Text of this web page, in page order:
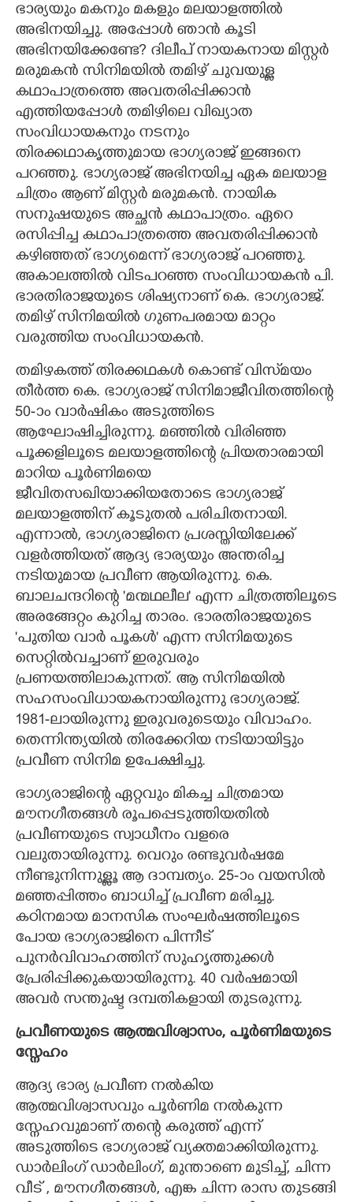
ഭാര്യയും മകനും മകളും മലയാളത്തിൽ
അഭിനയിച്ചു. അപ്പോൾ ഞാൻ കൂടി
അഭിനയിക്കേണ്ടേ? ദിലീപ് നായകനായ മിസ്റ്റർ
മരുമകൻ സിനിമയിൽ തമിഴ് ചുവയുള്ള
കഥാപാത്രത്തെ അവതരിപ്പിക്കാൻ
എത്തിയപ്പോൾ തമിഴിലെ വിഖ്യാത
സംവിധായകനും നടനും
തിരക്കഥാകൃത്തുമായ ഭാഗ്യരാജ് ഇങ്ങനെ
പറഞ്ഞു. ഭാഗ്യരാജ് അഭിനയിച്ച ഏക മലയാള
ചിത്രം ആണ് മിസ്റ്റർ മരുമകൻ. നായിക
സനുഷയുടെ അച്ഛൻ കഥാപാത്രം. ഏറെ
രസിപ്പിച്ച കഥാപാത്രത്തെ അവതരിപ്പിക്കാൻ
കഴിഞ്ഞത് ഭാഗ്യമെന്ന് ഭാഗ്യരാജ് പറഞ്ഞു.
അകാലത്തിൽ വിടപറഞ്ഞ സംവിധായകൻ പി.
ഭാരതിരാജയുടെ ശിഷ്യനാണ് കെ. ഭാഗ്യരാജ്.
തമിഴ് സിനിമയിൽ ഗുണപരമായ മാറ്റം
വരുത്തിയ സംവിധായകൻ.
തമിഴകത്ത് തിരക്കഥകൾ കൊണ്ട് വിസ്‌മയം
തീർത്ത കെ. ഭാഗ്യരാജ് സിനിമാജീവിതത്തിന്റെ
50-ാം വാർഷികം അടുത്തിടെ
ആഘോഷിച്ചിരുന്നു. മഞ്ഞിൽ വിരിഞ്ഞ
പൂക്കളിലൂടെ മലയാളത്തിന്റെ പ്രിയതാരമായി
മാറിയ പൂർണിമയെ
ജീവിതസഖിയാക്കിയതോടെ ഭാഗ്യരാജ്
മലയാളത്തിന് കൂടുതൽ പരിചിതനായി.
എന്നാൽ, ഭാഗ്യരാജിനെ പ്രശസ്തിയിലേക്ക്
വളർത്തിയത് ആദ്യ ഭാര്യയും അന്തരിച്ച
നടിയുമായ പ്രവീണ ആയിരുന്നു. കെ.
ബാലചന്ദറിന്റെ 'മന്മഥലീല" എന്ന ചിത്രത്തിലൂടെ
അരങ്ങേറ്റം കുറിച്ച താരം. ഭാരതിരാജയുടെ
'പുതിയ വാർ പൂകൾ" എന്ന സിനിമയുടെ
സെറ്റിൽവച്ചാണ് ഇരുവരും
പ്രണയത്തിലാകുന്നത്. ആ സിനിമയിൽ
സഹസംവിധായകനായിരുന്നു ഭാഗ്യരാജ്.
1981-ലായിരുന്നു ഇരുവരുടെയും വിവാഹം.
തെന്നിന്ത്യയിൽ തിരക്കേറിയ നടിയായിട്ടും
പ്രവീണ സിനിമ ഉപേക്ഷിച്ചു.
ഭാഗ്യരാജിന്റെ ഏറ്റവും മികച്ച ചിത്രമായ
മൗനഗീതങ്ങൾ രൂപപ്പെടുത്തിയതിൽ
പ്രവീണയുടെ സ്വാധീനം വളരെ
വലുതായിരുന്നു. വെറും രണ്ടുവർഷമേ
നീണ്ടുനിന്നുള്ളൂ ആ ദാമ്പത്യം. 25-ാം വയസിൽ
മഞ്ഞപ്പിത്തം ബാധിച്ച് പ്രവീണ മരിച്ചു.
കഠിനമായ മാനസിക സംഘർഷത്തിലൂടെ
പോയ ഭാഗ്യരാജിനെ പിന്നീട്
പുനർവിവാഹത്തിന് സുഹൃത്തുക്കൾ
പ്രേരിപ്പിക്കുകയായിരുന്നു. 40 വർഷമായി
അവർ സന്തുഷ്ട ദമ്പതികളായി തുടരുന്നു.
പ്രവീണയുടെ ആത്മവിശ്വാസം, പൂർണിമയുടെ
സ്നേഹം
ആദ്യ ഭാര്യ പ്രവീണ നൽകിയ
ആത്മവിശ്വാസവും പൂർണിമ നൽകുന്ന
സ്നേഹവുമാണ് തന്റെ കരുത്ത് എന്ന്
അടുത്തിടെ ഭാഗ്യരാജ് വ്യക്തമാക്കിയിരുന്നു.
ഡാർലിംഗ് ഡാർലിംഗ്, മുന്താണെ മുടിച്ച്, ചിന്ന
വീട് , മൗനഗീതങ്ങൾ, എങ്ക ചിന്ന രാസ തുടങ്ങി